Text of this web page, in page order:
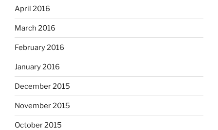
April 2016
March 2016
February 2016
January 2016
December 2015
November 2015
October 2015